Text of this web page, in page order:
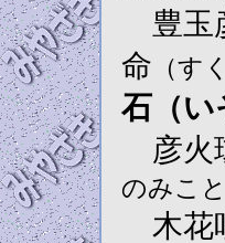
豊玉
命 （す
石（い
彦火
のみこと
木花